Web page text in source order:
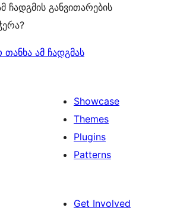
ჩადგმის განვითარების
თანხა ამ ჩადგმას
Showcase
Themes
Plugins
Patterns
Get Involved